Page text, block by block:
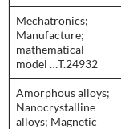
Mechatronics;
Manufacture;
mathematical
model …T.24932
Amorphous alloys;
Nanocrystalline
alloys; Magnetic